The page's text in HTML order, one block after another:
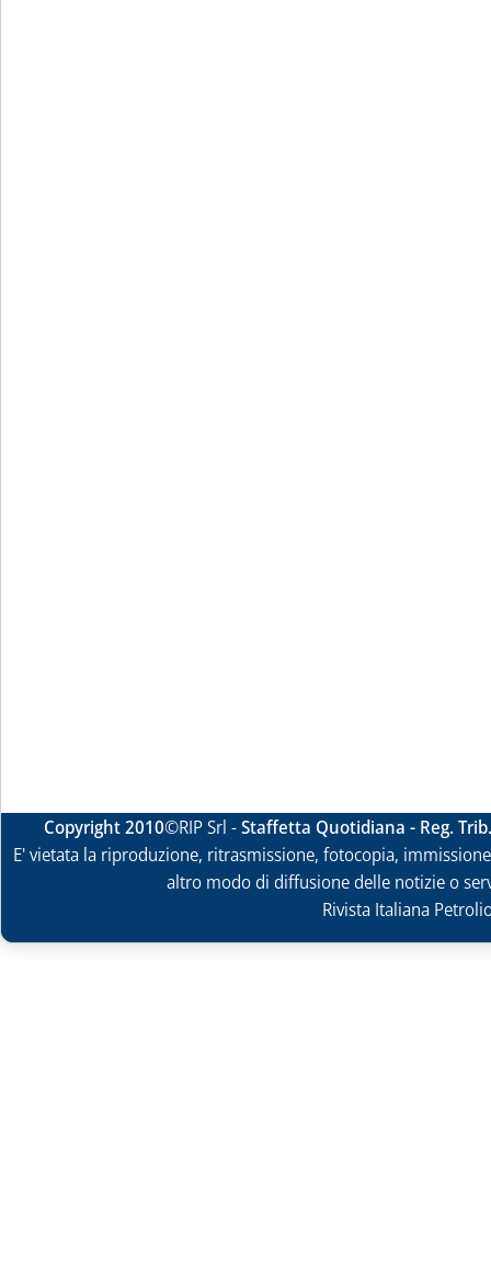
Copyright 2010©RIP Srl -Staffetta Quotidiana - Reg.
E' vietata la riproduzione, ritrasmissione, fotocopia,
altro modo di diffusione delle notizie o
Rivista Italiana